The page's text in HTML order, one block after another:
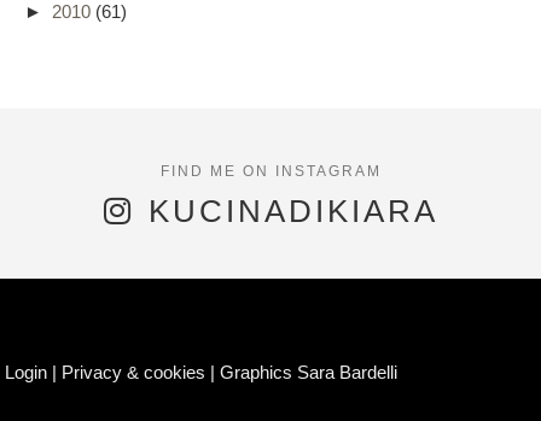
► 2010 (61)
KUCINADIKIARA
Login | Privacy & cookies |Graphics Sara Bardelli